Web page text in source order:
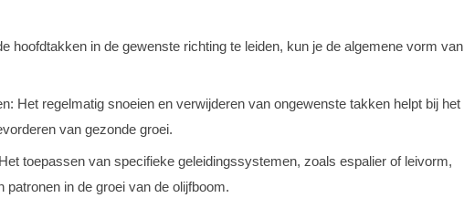
hoofdtakken in de gewenste richting te leiden, kun je de algemene vorm van
Het regelmatig snoeien en verwijderen van ongewenste takken helpt bij het
van gezonde groei.
toepassen van specifieke geleidingssystemen, zoals espalier of leivorm,
in de groei van de olijfboom.